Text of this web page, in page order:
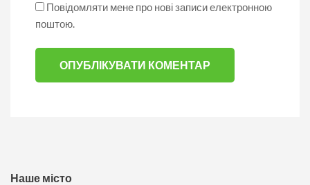
Повідомляти мене про нові записи електронною
поштою.
Наше місто